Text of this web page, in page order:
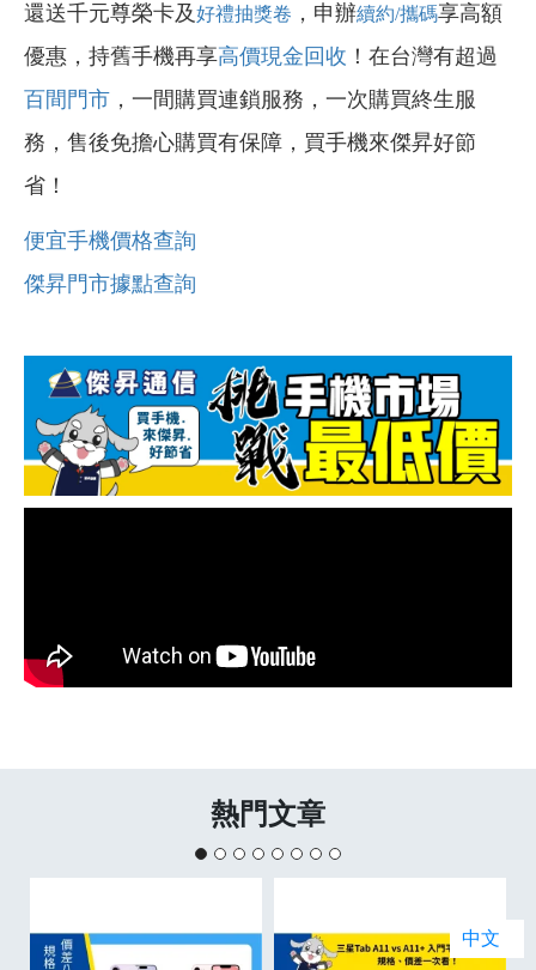
還送千元尊榮卡及好禮抽獎卷 ，申辦續約/攜碼享高額
優惠，持舊手機再享高價現金回收 ！在台灣有超過
百間門市 ，一間購買連鎖服務，一次購買終生服
務，售後免擔心購買有保障，買手機來傑昇好節
省！
便宜手機價格查詢
傑昇門市據點查詢
熱門文章
中文